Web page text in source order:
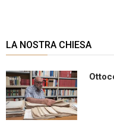
LA NOSTRA CHIESA